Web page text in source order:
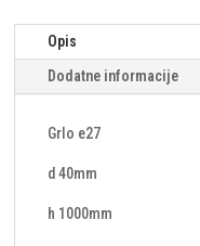
Opis
Dodatne informacije
Grlo e27
d 40mm
h 1000mm